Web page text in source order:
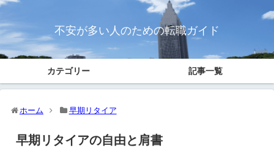
不安が多い人のための転職ガイド
カテゴリー 記事一覧
ホーム 早期リタイア
早期リタイアの自由と肩書